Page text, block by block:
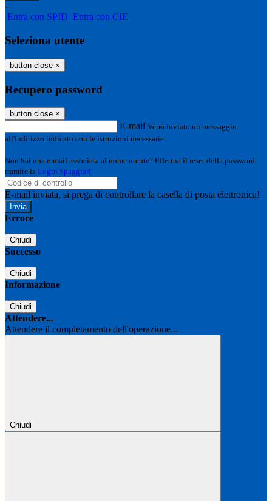
-
Entra con SPID Entra con CIE
Seleziona utente
button close ×
Recupero password
button close ×
E-mail Verrà inviato un messaggio
all'indirizzo indicato con le istruzioni necessarie.
Non hai una e-mail associata al nome utente? Effettua il reset della password
tramite la Login Spaggiari
E-mail inviata, si prega di controllare la casella di posta elettronica!
Errore
Chiudi
Successo
Chiudi
Informazione
Chiudi
Attendere...
Attendere il completamento dell'operazione...
Chiudi